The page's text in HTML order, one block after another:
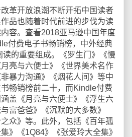
开放浪潮不断开拓中国读者
品也随着时代前进的步伐为读
容。查看2018亚马逊中国年度
付费电子书畅销榜，中外经典
的重要组成。《罗生门》《慢
亮与六便士》《世界美术名作
暴力沟通》《烟花人间》等中
畅销榜前二十，而Kindle付费
盖《月亮与六便士》《浮生六
富爸爸》《沉默的大多数》
众》等。此外，包括《百年孤
》《1Q84》《张爱玲大全集》